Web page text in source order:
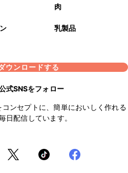
肉
乳製品
ウンロードする
式SNSをフォロー
コンセプトに、簡単においしく作れる
日配信しています。